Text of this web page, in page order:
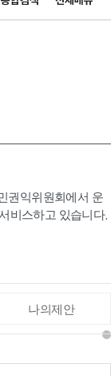
권익위원회에서 운
비스하고 있습니다.
나의제안